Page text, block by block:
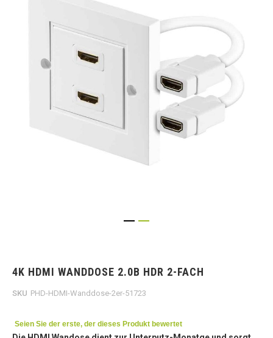
4K HDMI WANDDOSE 2.0B HDR 2-FACH
SKU PHD-HDMI-Wanddose-2er-51723
Seien Sie der erste, der dieses Produkt bewertet
beginning
the
gallery